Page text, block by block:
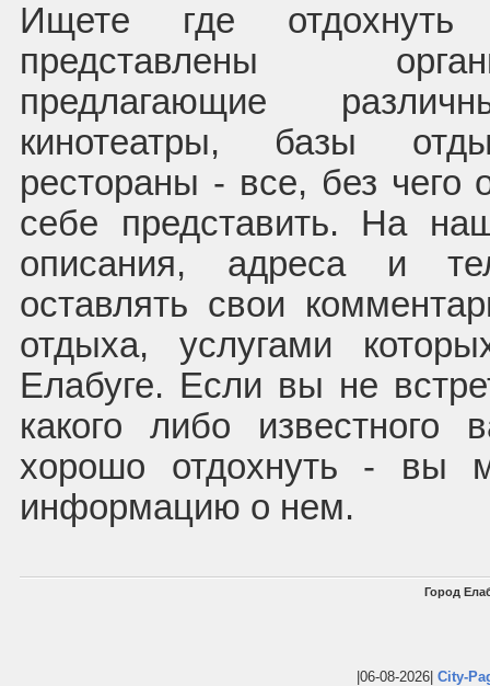
Ищете где
представлены
предлагающие
кинотеатры, базы
рестораны - все, без чего
себе представить. На
описания, адреса и
оставлять свои
отдыха, услугами
Елабуге. Если вы не
какого либо
хорошо отдохнуть - вы
информацию о нем.
Город
|06-08-2026| City-